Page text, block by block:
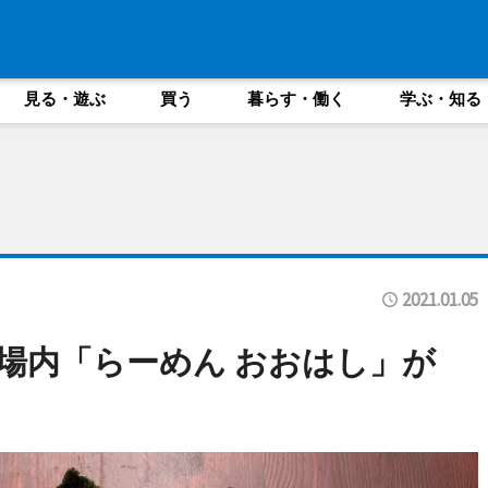
見る・遊ぶ 買う 暮らす・働く 学ぶ・知る
2021.01.05
内「らーめん おおはし」が